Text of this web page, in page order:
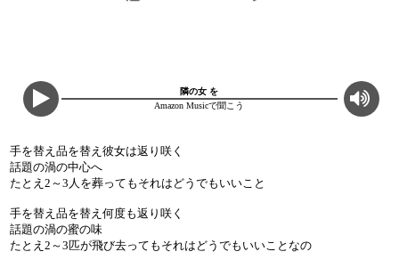
隣の女 を
Amazon Musicで聞こう
手を替え品を替え彼女は返り咲く
話題の渦の中心へ
たとえ2～3人を葬ってもそれはどうでもいいこと
手を替え品を替え何度も返り咲く
話題の渦の蜜の味
たとえ2～3匹が飛び去ってもそれはどうでもいいことなの